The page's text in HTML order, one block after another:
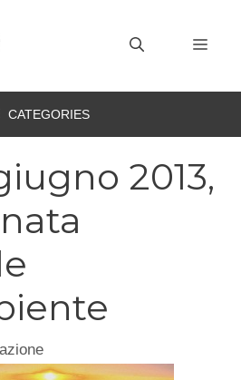
CATEGORIES
2013,